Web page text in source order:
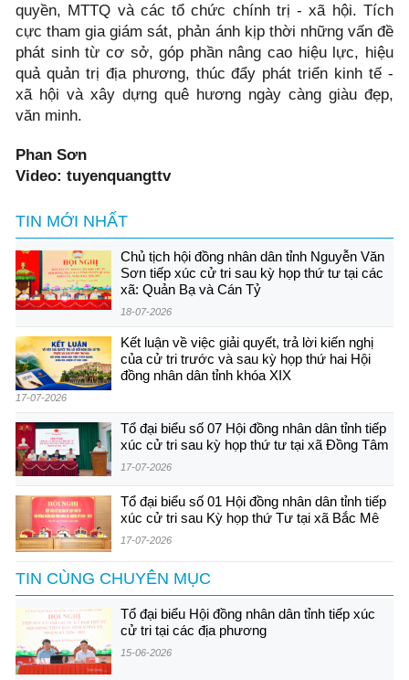
quyền, MTTQ và các tổ chức chính trị - xã hội. Tích
cực tham gia giám sát, phản ánh kịp thời những vấn đề
phát sinh từ cơ sở, góp phần nâng cao hiệu lực, hiệu
quả quản trị địa phương, thúc đẩy phát triển kinh tế -
xã hội và xây dựng quê hương ngày càng giàu đẹp,
văn minh.
Phan Sơn
Video: tuyenquangttv
TIN MỚI NHẤT
Chủ tịch hội đồng nhân dân tỉnh Nguyễn Văn
Sơn tiếp xúc cử tri sau kỳ họp thứ tư tại các
xã: Quản Bạ và Cán Tỷ
18-07-2026
Kết luận về việc giải quyết, trả lời kiến nghị
của cử tri trước và sau kỳ họp thứ hai Hội
đồng nhân dân tỉnh khóa XIX
17-07-2026
Tổ đại biểu số 07 Hội đồng nhân dân tỉnh tiếp
xúc cử tri sau kỳ họp thứ tư tại xã Đồng Tâm
17-07-2026
Tổ đại biểu số 01 Hội đồng nhân dân tỉnh tiếp
xúc cử tri sau Kỳ họp thứ Tư tại xã Bắc Mê
17-07-2026
TIN CÙNG CHUYÊN MỤC
Tổ đại biểu Hội đồng nhân dân tỉnh tiếp xúc
cử tri tại các địa phương
15-06-2026